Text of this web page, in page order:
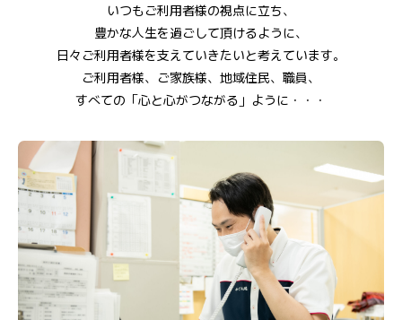
いつもご利用者様の視点に立ち、
豊かな人生を過ごして頂けるように、
日々ご利用者様を支えていきたいと考えています。
ご利用者様、ご家族様、地域住民、職員、
すべての「心と心がつながる」ように・・・